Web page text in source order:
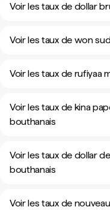
Voir les taux de dollar
Voir les taux de won
Voir les taux de rufiyaa
Voir les taux de kina
bouthanais
Voir les taux de dollar
bouthanais
Voir les taux de